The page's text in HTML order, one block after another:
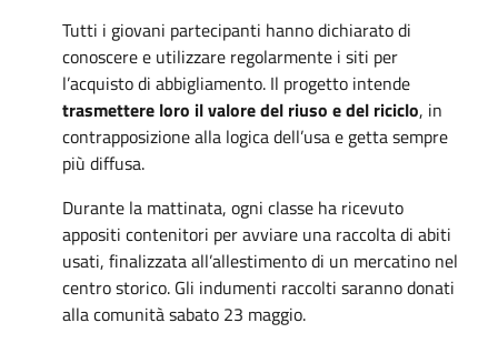
Tutti i giovani partecipanti hanno dichiarato di
conoscere e utilizzare regolarmente i siti per
l’acquisto di abbigliamento. Il progetto intende
trasmettere loro il valore del riuso e del riciclo, in
contrapposizione alla logica dell’usa e getta sempre
più diffusa.
Durante la mattinata, ogni classe ha ricevuto
appositi contenitori per avviare una raccolta di abiti
usati, finalizzata all’allestimento di un mercatino nel
centro storico. Gli indumenti raccolti saranno donati
alla comunità sabato 23 maggio.